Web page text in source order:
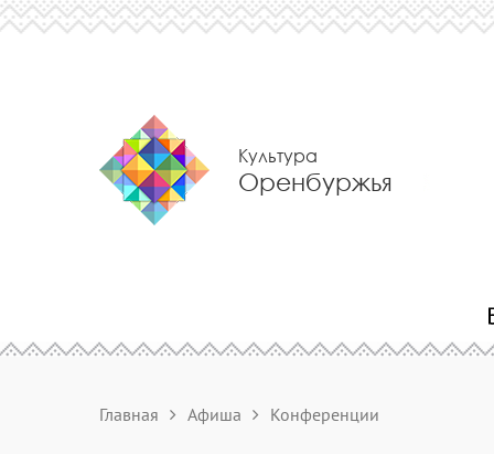
Культура
Оренбуржья
Главная Афиша Конференции